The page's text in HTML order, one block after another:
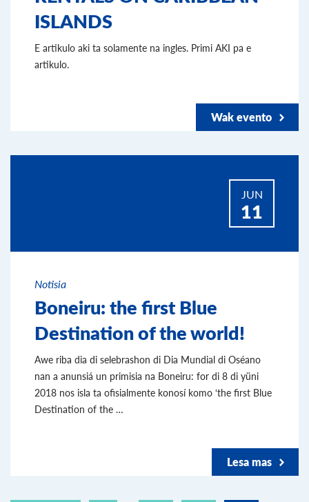
ISLANDS
E artikulo aki ta solamente na ingles. Primi AKI pa e
artikulo.
Wak evento
JUN
11
Notisia
Boneiru: the first Blue
Destination of the world!
Awe riba dia di selebrashon di Dia Mundial di Oséano
nan a anunsiá un primisia na Boneiru: for di 8 di yüni
2018 nos isla ta ofisialmente konosí komo ‘the first Blue
Destination of the …
Lesa mas